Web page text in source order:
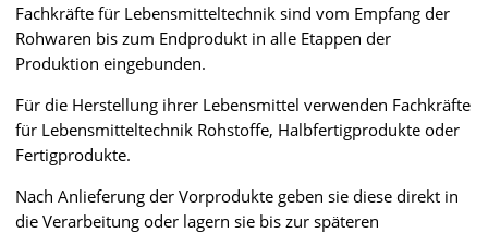
Fachkräfte für Lebensmitteltechnik sind vom Empfang der
Rohwaren bis zum Endprodukt in alle Etappen der
Produktion eingebunden.
Für die Herstellung ihrer Lebensmittel verwenden Fachkräfte
für Lebensmitteltechnik Rohstoffe, Halbfertigprodukte oder
Fertigprodukte.
Nach Anlieferung der Vorprodukte geben sie diese direkt in
die Verarbeitung oder lagern sie bis zur späteren